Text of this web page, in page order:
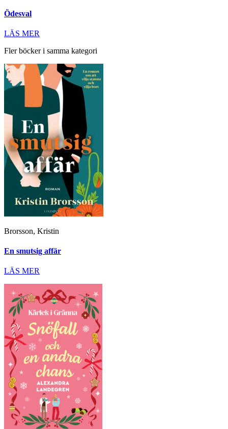
Ödesval
LÄS MER
Fler böcker i samma kategori
Brorsson, Kristin
En smutsig affär
LÄS MER